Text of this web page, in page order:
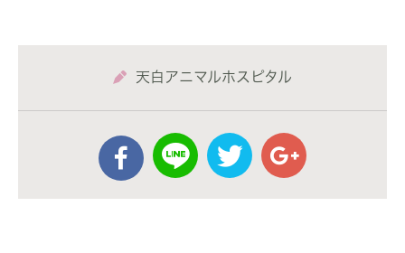
天白アニマルホスピタル